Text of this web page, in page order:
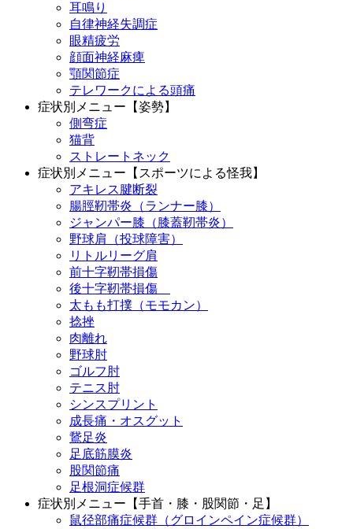
耳鳴り
自律神経失調症
眼精疲労
顔面神経麻痺
顎関節症
テレワークによる頭痛
症状別メニュー【姿勢】
側弯症
猫背
ストレートネック
症状別メニュー【スポーツによる怪我】
アキレス腱断裂
腸脛靭帯炎（ランナー膝）
ジャンパー膝（膝蓋靭帯炎）
野球肩（投球障害）
リトルリーグ肩
前十字靭帯損傷
後十字靭帯損傷
太もも打撲（モモカン）
捻挫
肉離れ
野球肘
ゴルフ肘
テニス肘
シンスプリント
成長痛・オスグット
鵞足炎
足底筋膜炎
股関節痛
足根洞症候群
症状別メニュー【手首・膝・股関節・足】
鼠径部痛症候群（グロインペイン症候群）